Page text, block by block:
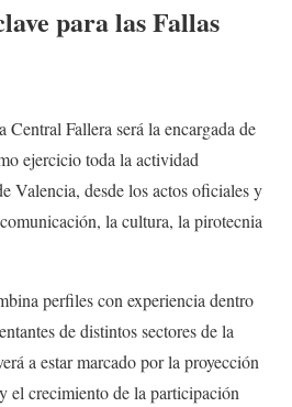
para las Fallas
Fallera será la encargada de
ejercicio toda la actividad
Valencia, desde los actos oficiales y
la cultura, la pirotecnia
perfiles con experiencia dentro
de distintos sectores de la
a estar marcado por la proyección
el crecimiento de la participación